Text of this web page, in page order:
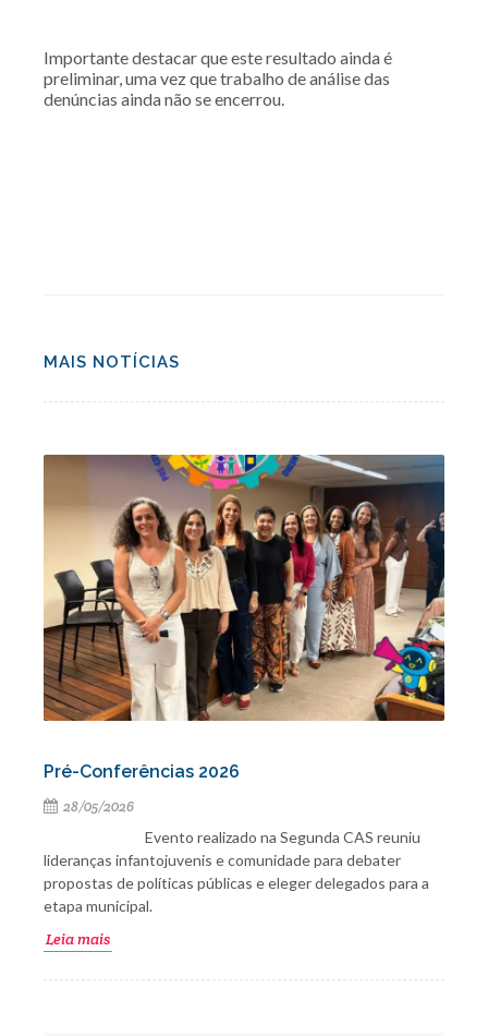
Importante destacar que este resultado ainda é
preliminar, uma vez que trabalho de análise das
denúncias ainda não se encerrou.
MAIS NOTÍCIAS
Pré-Conferências 2026
28/05/2026
Evento realizado na Segunda CAS reuniu
lideranças infantojuvenis e comunidade para debater
propostas de políticas públicas e eleger delegados para a
etapa municipal.
Leia mais